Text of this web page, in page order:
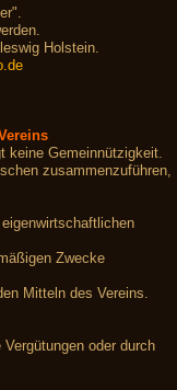
Holstein.
keine Gemeinnützigkeit.
zusammenzuführen,
Zwecke
Mitteln des Vereins.
oder durch